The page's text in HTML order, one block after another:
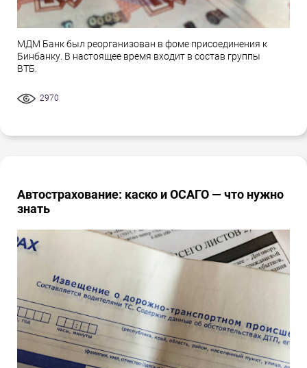
МДМ Банк был реорганизован в фоме присоединения к
Бинбанку. В настоящее время входит в состав группы
ВТБ.
2970
Автострахование: каско и ОСАГО — что нужно
знать